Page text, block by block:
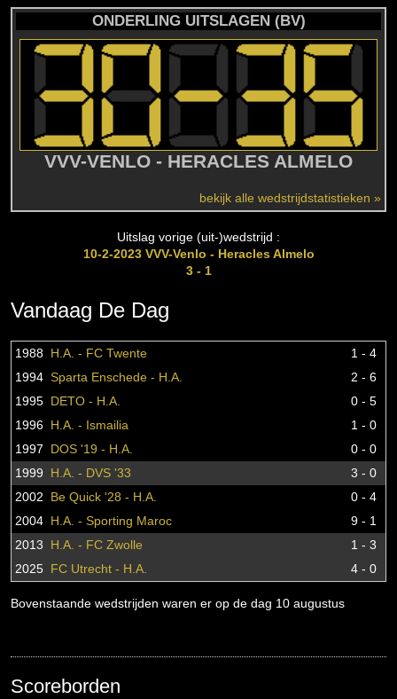
ONDERLING UITSLAGEN (BV)
VVV-VENLO - HERACLES ALMELO
bekijk alle wedstrijdstatistieken »
Uitslag vorige (uit-)wedstrijd :
10-2-2023 VVV-Venlo - Heracles Almelo
3 - 1
Vandaag De Dag
1988 H.A. - FC Twente
1 - 4
1994 Sparta Enschede - H.A.
2 - 6
1995 DETO - H.A.
0 - 5
1996 H.A. - Ismailia
1 - 0
1997
DOS '19 - H.A.
0 - 0
1999
H.A. - DVS '33
3 - 0
2002
Be Quick '28 - H.A.
0 - 4
2004 H.A. - Sporting Maroc
9 - 1
2013
H.A. - FC Zwolle
1 - 3
2025 FC Utrecht - H.A. 4 - 0
Bovenstaande wedstrijden waren er op de dag 10 augustus
Scoreborden